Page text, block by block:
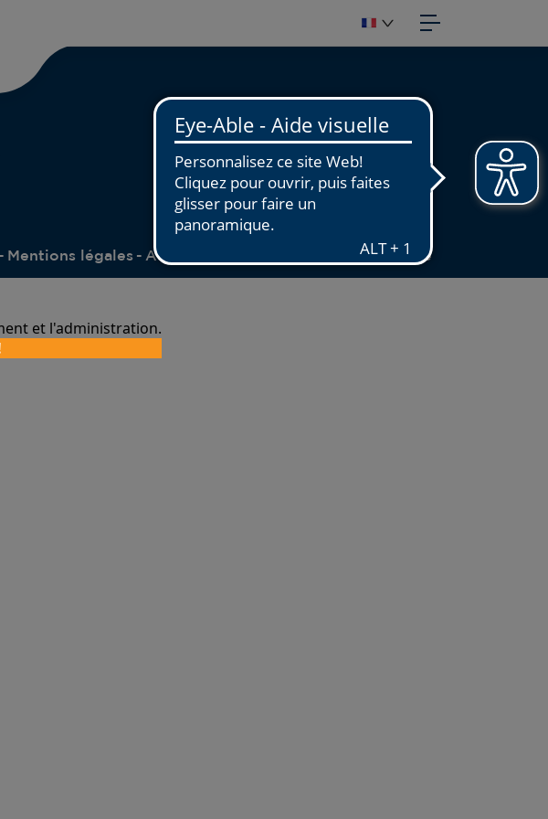
NUMÉRISER
STUDIO PHOTOGRAPHIQUE
ATELIER DE NUMÉRISATION
NUMÉRISATION DE FONDS
PUBLIER
CRÉATION GRAPHIQUE
Email
contact@quadrilaser.com
Mentions légales Accessibilité : partiellement conforme